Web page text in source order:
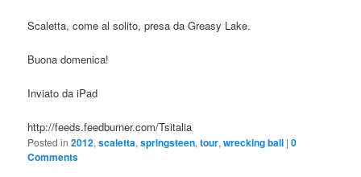
Scaletta, come al solito, presa da Greasy Lake.
Buona domenica!
Inviato da iPad
http://feeds.feedburner.com/Tsitalia
Posted in 2012,scaletta,springsteen,tour,wrecking ball |0
Comments